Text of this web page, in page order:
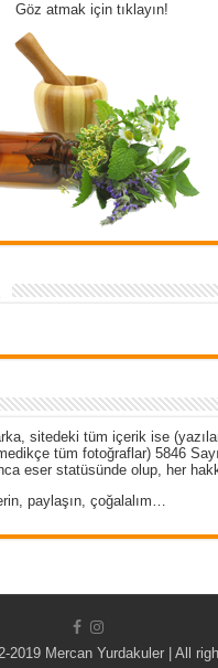
Göz atmak için tıklayın!
sitedeki tüm içerik ise
tüm fotoğraflar) 5846
eser statüsünde olup, her
paylaşın, çoğalalım…
2019 Mercan Yurdakuler | All